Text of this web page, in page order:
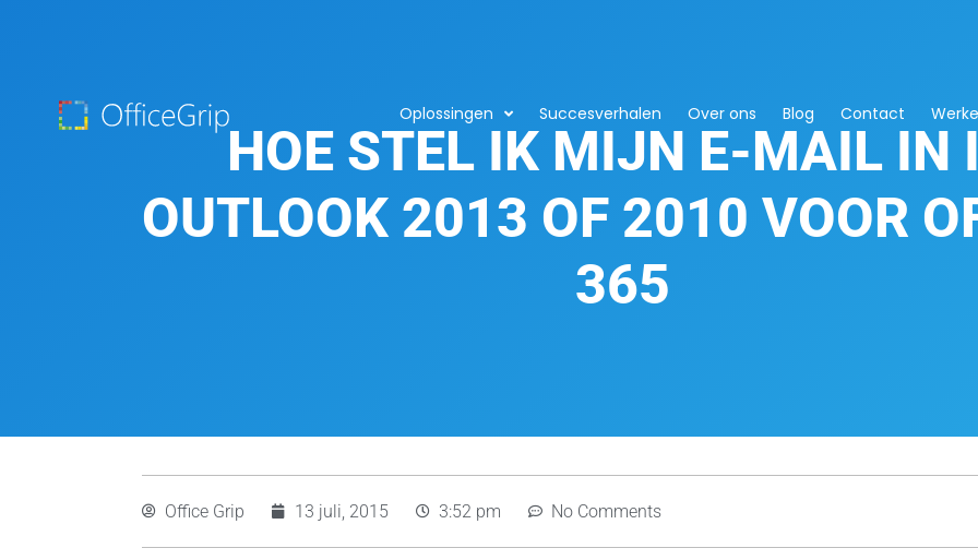
Oplossingen Succesverhalen Over ons Blog Contact
HOE STEL IK MIJN E-MAIL IN
OUTLOOK 2013 OF 2010 VOOR
365
Office Grip 13 juli, 2015 3:52 pm No Comments